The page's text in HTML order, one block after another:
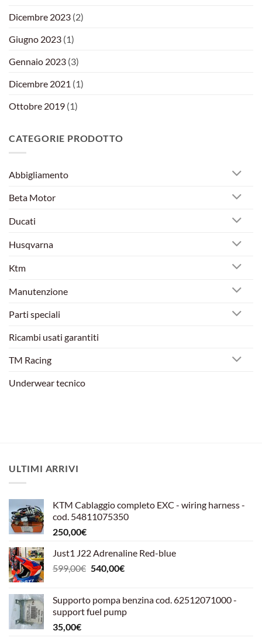
Dicembre 2023 (2)
Giugno 2023 (1)
Gennaio 2023 (3)
Dicembre 2021 (1)
Ottobre 2019 (1)
CATEGORIE PRODOTTO
Abbigliamento
Beta Motor
Ducati
Husqvarna
Ktm
Manutenzione
Parti speciali
Ricambi usati garantiti
TM Racing
Underwear tecnico
ULTIMI ARRIVI
KTM Cablaggio completo EXC - wiring harness -
cod. 54811075350
250,00€
Just1 J22 Adrenaline Red-blue
599,00€ Il
era:
599,00€.
540,00€Il
è:
540,00€.
Supporto pompa benzina cod. 62512071000 -
support fuel pump
35,00€